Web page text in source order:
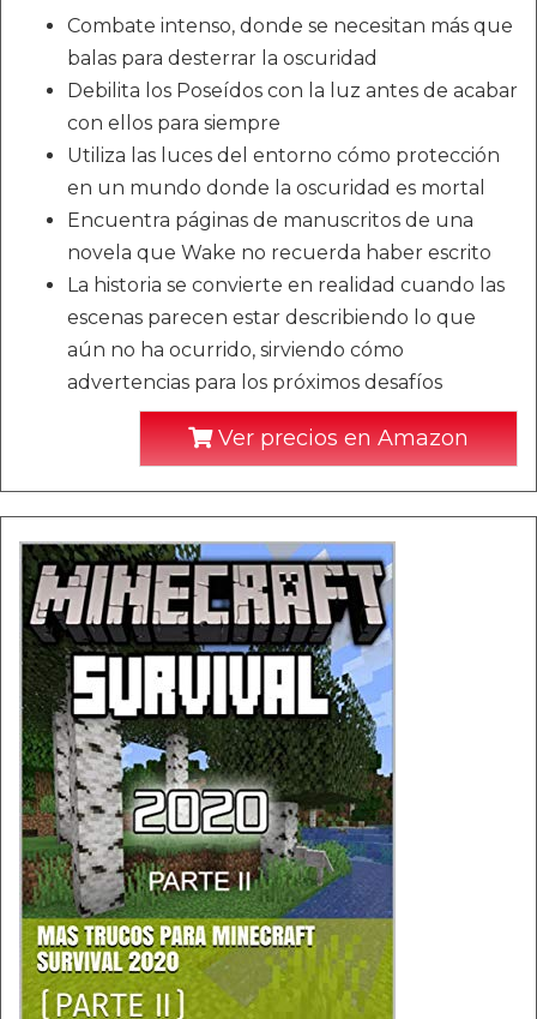
Combate intenso, donde se necesitan más que
balas para desterrar la oscuridad
Debilita los Poseídos con la luz antes de acabar
con ellos para siempre
Utiliza las luces del entorno cómo protección
en un mundo donde la oscuridad es mortal
Encuentra páginas de manuscritos de una
novela que Wake no recuerda haber escrito
La historia se convierte en realidad cuando las
escenas parecen estar describiendo lo que
aún no ha ocurrido, sirviendo cómo
advertencias para los próximos desafíos
Ver precios en Amazon